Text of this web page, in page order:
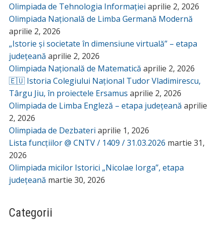
Olimpiada de Tehnologia Informației aprilie 2, 2026
Olimpiada Națională de Limba Germană Modernă
aprilie 2, 2026
„Istorie și societate în dimensiune virtuală” – etapa
județeană aprilie 2, 2026
Olimpiada Națională de Matematică aprilie 2, 2026
🇪🇺 Istoria Colegiului Național Tudor Vladimirescu,
Târgu Jiu, în proiectele Ersamus aprilie 2, 2026
Olimpiada de Limba Engleză – etapa județeană aprilie
2, 2026
Olimpiada de Dezbateri aprilie 1, 2026
Lista funcțiilor @ CNTV / 1409 / 31.03.2026 martie 31,
2026
Olimpiada micilor Istorici „Nicolae Iorga”, etapa
județeană martie 30, 2026
Categorii